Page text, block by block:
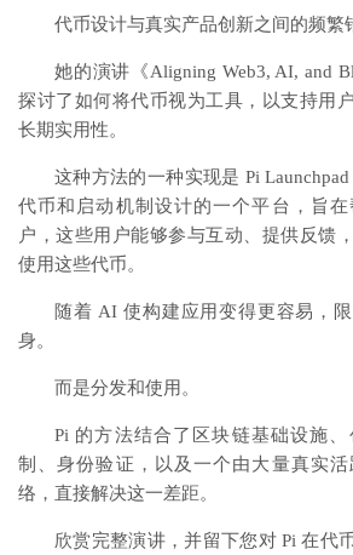
代币设计与真实产品创新之间的频繁
她的演讲《Aligning Web3, AI, and
探讨了如何将代币视为工具，以支持用
长期实用性。
这种方法的一种实现是 Pi
代币和启动机制设计的一个平台，旨
户，这些用户能够参与互动、提供反馈
使用这些代币。
随着 AI 使构建应用变得更容易，
身。
而是分发和使用。
Pi 的方法结合了区块链基础设施
制、身份验证，以及一个由大量真实
络，直接解决这一差距。
欣赏完整演讲，并留下您对 Pi 在代